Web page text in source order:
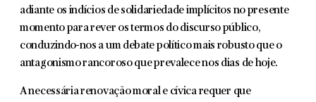
adiante os indícios de solidariedade implícitos no presente
momento para rever os termos do discurso público,
conduzindo-nos a um debate político mais robusto que o
antagonismo rancoroso que prevalece nos dias de hoje.
A necessária renovação moral e cívica requer que